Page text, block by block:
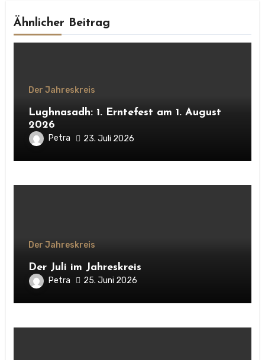
Ähnlicher Beitrag
Der Jahreskreis
Lughnasadh: 1. Erntefest am 1. August
2026
Petra 23. Juli 2026
Der Jahreskreis
Der Juli im Jahreskreis
Petra 25. Juni 2026